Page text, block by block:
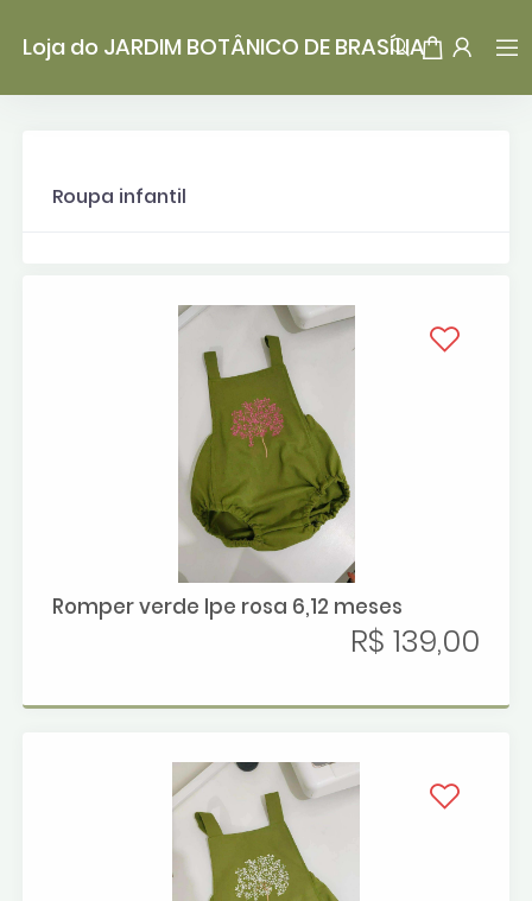
Loja do JARDIM BOTÂNICO DE BRASÍLIA
Roupa infantil
Romper verde Ipe rosa 6,12 meses
R$ 139,00